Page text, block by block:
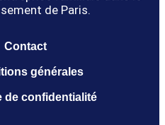
de Paris.
Contact
générales
de confidentialité